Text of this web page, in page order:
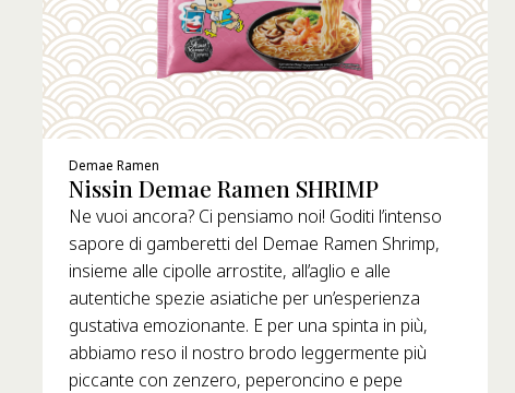
Demae Ramen
Nissin Demae Ramen SHRIMP
Ne vuoi ancora? Ci pensiamo noi! Goditi l’intenso
sapore di gamberetti del Demae Ramen Shrimp,
insieme alle cipolle arrostite, all’aglio e alle
autentiche spezie asiatiche per un’esperienza
gustativa emozionante. E per una spinta in più,
abbiamo reso il nostro brodo leggermente più
piccante con zenzero, peperoncino e pepe